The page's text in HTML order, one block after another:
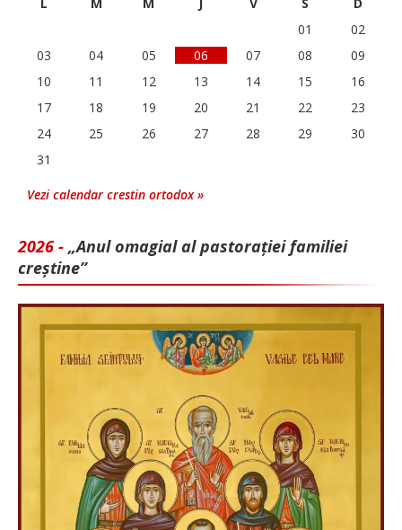
01
02
03
04 05 06 07 08
09
10
11 12 13 14 15
16
17
18 19 20 21 22
23
24
25 26 27 28 29
30
31
Vezi calendar crestin ortodox »
2026 - „Anul omagial al pastorației familiei
creștine”